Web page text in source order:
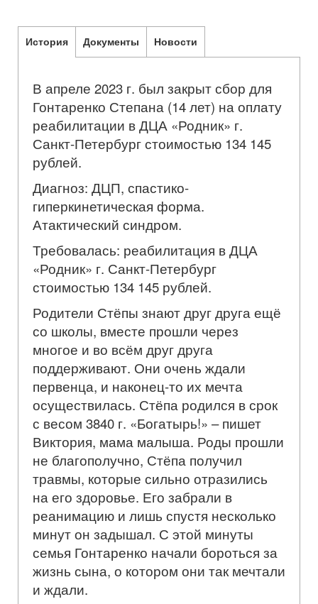
История Документы Новости
В апреле 2023 г. был закрыт сбор для
Гонтаренко Степана (14 лет) на оплату
реабилитации в ДЦА «Родник» г.
Санкт-Петербург стоимостью 134 145
рублей.
Диагноз: ДЦП, спастико-
гиперкинетическая форма.
Атактический синдром.
Требовалась: реабилитация в ДЦА
«Родник» г. Санкт-Петербург
стоимостью 134 145 рублей.
Родители Стёпы знают друг друга ещё
со школы, вместе прошли через
многое и во всём друг друга
поддерживают. Они очень ждали
первенца, и наконец-то их мечта
осуществилась. Стёпа родился в срок
с весом 3840 г. «Богатырь!» – пишет
Виктория, мама малыша. Роды прошли
не благополучно, Стёпа получил
травмы, которые сильно отразились
на его здоровье. Его забрали в
реанимацию и лишь спустя несколько
минут он задышал. С этой минуты
семья Гонтаренко начали бороться за
жизнь сына, о котором они так мечтали
и ждали.